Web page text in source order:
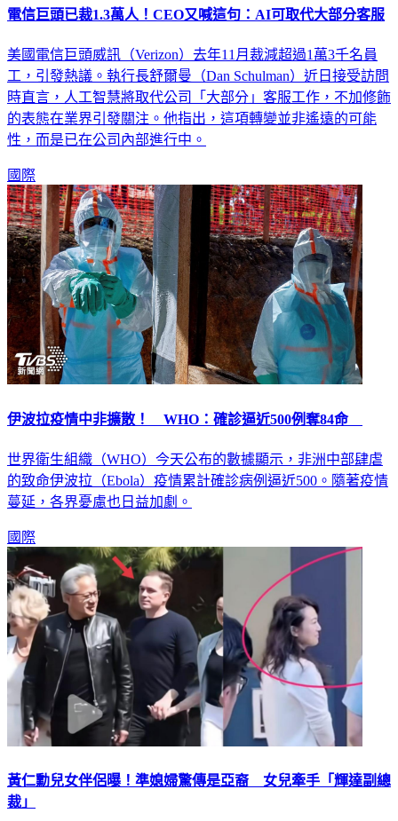
電信巨頭已裁1.3萬人！CEO又喊這句：AI可取代大部分客服
美國電信巨頭威訊（Verizon）去年11月裁減超過1萬3千名員
工，引發熱議。執行長舒爾曼（Dan Schulman）近日接受訪問
時直言，人工智慧將取代公司「大部分」客服工作，不加修飾
的表態在業界引發關注。他指出，這項轉變並非遙遠的可能
性，而是已在公司內部進行中。
國際
伊波拉疫情中非擴散！ WHO：確診逼近500例奪84命
世界衛生組織（WHO）今天公布的數據顯示，非洲中部肆虐
的致命伊波拉（Ebola）疫情累計確診病例逼近500。隨著疫情
蔓延，各界憂慮也日益加劇。
國際
黃仁勳兒女伴侶曝！準媳婦驚傳是亞裔 女兒牽手「輝達副總
裁」